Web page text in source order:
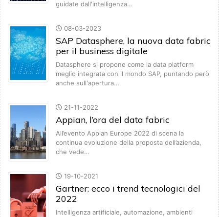
guidate dall'intelligenza…
08-03-2023
SAP Datasphere, la nuova data fabric
per il business digitale
Datasphere si propone come la data platform
meglio integrata con il mondo SAP, puntando però
anche sull'apertura…
21-11-2022
Appian, l’ora del data fabric
All’evento Appian Europe 2022 di scena la
continua evoluzione della proposta dell’azienda,
che vede…
19-10-2021
Gartner: ecco i trend tecnologici del
2022
Intelligenza artificiale, automazione, ambienti